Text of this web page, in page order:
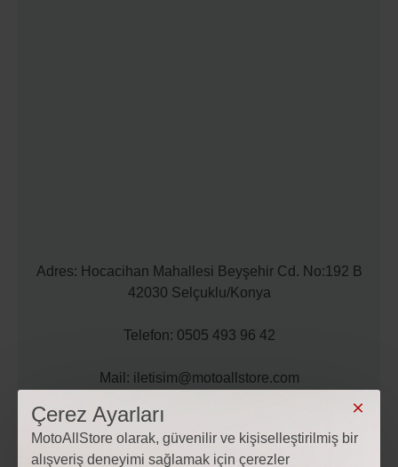
Çerez Ayarları
MotoAllStore olarak, güvenilir ve kişiselleştirilmiş bir
alışveriş deneyimi sağlamak için çerezler
Adres: Hocacihan Mahallesi Beyşehir Cd. No:192 B
42030 Selçuklu/Konya
Telefon: 0505 493 96 42
Mail: iletisim@motoallstore.com